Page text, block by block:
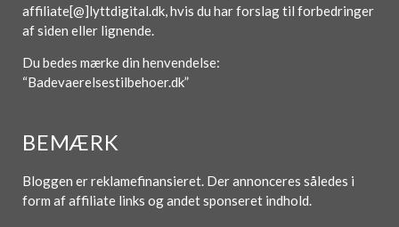
affiliate[@]lyttdigital.dk, hvis du har forslag til forbedringer
af siden eller lignende.
Du bedes mærke din henvendelse:
“Badevaerelsestilbehoer.dk”
BEMÆRK
Bloggen er reklamefinansieret. Der annonceres således i
form af affiliate links og andet sponseret indhold.